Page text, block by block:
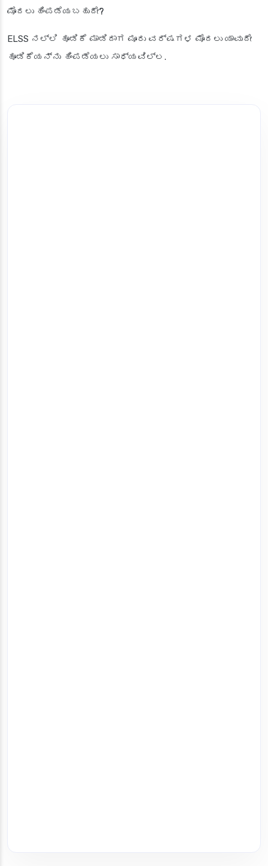
ಮೊದಲು ಹಿಂಪಡೆಯಬಹುದೇ?
ELSS ನಲ್ಲಿ ಹೂಡಿಕೆ ಮಾಡಿದಾಗ ಮೂರು ವರ್ಷಗಳ ಮೊದಲು ಯಾವುದೇ
ಹೂಡಿಕೆಯನ್ನು ಹಿಂಪಡೆಯಲು ಸಾಧ್ಯವಿಲ್ಲ.